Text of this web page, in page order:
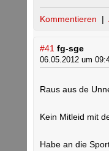
Kommentieren |
#41 fg-sge
06.05.2012 um
Raus aus de
Kein Mitleid mit
Habe an die